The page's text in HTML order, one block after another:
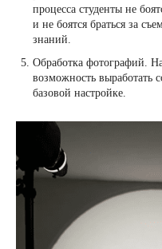
процесса студенты не
и не боятся браться за
знаний.
Обработка фотографий.
возможность выработать
базовой настройке.